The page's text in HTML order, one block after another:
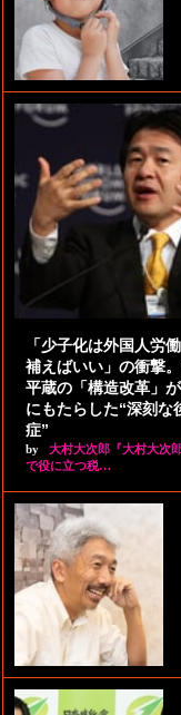
「少子化は外国人労
補えばいい」の衝撃
平蔵の「構造改革」
にもたらした“深刻な
症”
by
大村大次郎『大村大次
で役に立つ税…